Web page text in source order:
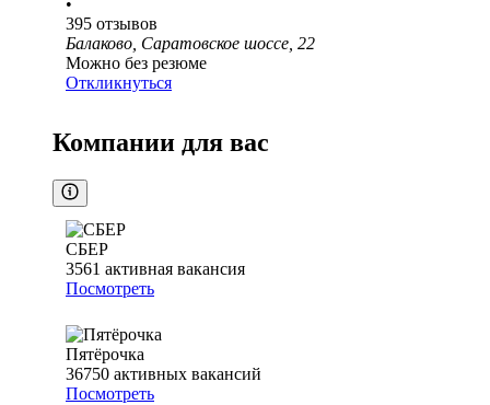
•
395 отзывов
Балаково, Саратовское шоссе, 22
Можно без резюме
Откликнуться
Компании для вас
СБЕР
3561 активная вакансия
Посмотреть
Пятёрочка
36750 активных вакансий
Посмотреть